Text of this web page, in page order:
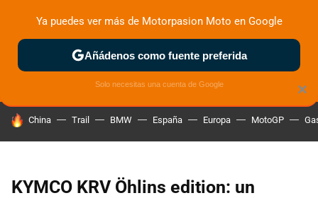
ZONA DE PRUEBAS DEPORTIVAS MOTOS ELÉCTRICAS
HOY SE HABLA DE
China Trail BMW España Europa MotoGP
KYMCO KRV Öhlins edition: un
×
Ya puedes ver más de Motorpasion Moto en Google
Añádenos como fuente preferida
Solo necesitas una cuenta de Google